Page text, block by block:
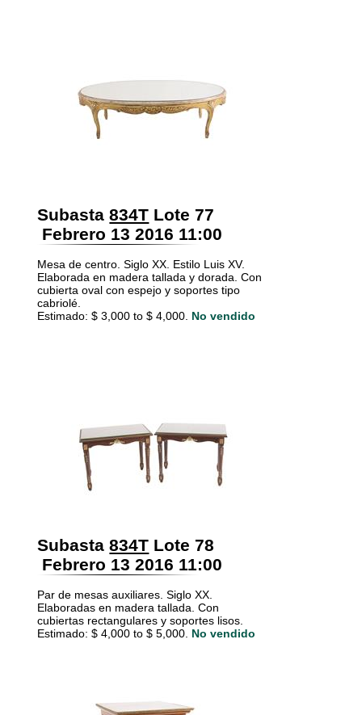
Subasta 834T Lote 77
Febrero 13 2016 11:00
Mesa de centro. Siglo XX. Estilo Luis XV.
Elaborada en madera tallada y dorada. Con
cubierta oval con espejo y soportes tipo
cabriolé.
Estimado: $ 3,000 to $ 4,000. No vendido
Subasta 834T Lote 78
Febrero 13 2016 11:00
Par de mesas auxiliares. Siglo XX.
Elaboradas en madera tallada. Con
cubiertas rectangulares y soportes lisos.
Estimado: $ 4,000 to $ 5,000. No vendido